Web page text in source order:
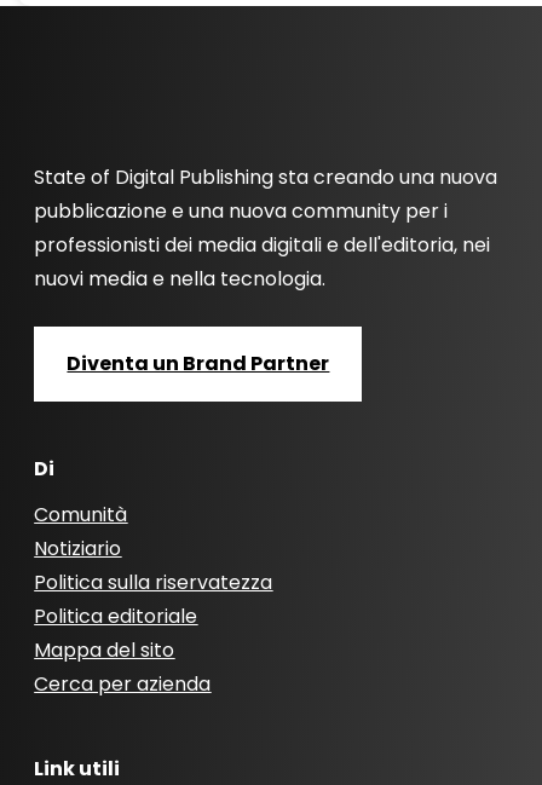
State of Digital Publishing sta creando una nuova
pubblicazione e una nuova community per i
professionisti dei media digitali e dell'editoria, nei
nuovi media e nella tecnologia.
Diventa un Brand Partner
Di
Comunità
Notiziario
Politica sulla riservatezza
Politica editoriale
Mappa del sito
Cerca per azienda
Link utili